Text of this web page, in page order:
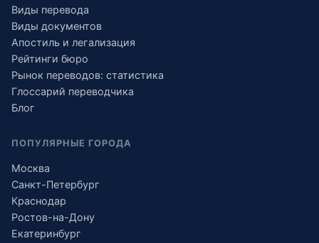
Виды перевода
Виды документов
Апостиль и легализация
Рейтинги бюро
Рынок переводов: статистика
Глоссарий переводчика
Блог
ПОПУЛЯРНЫЕ ГОРОДА
Москва
Санкт-Петербург
Краснодар
Ростов-на-Дону
Екатеринбург